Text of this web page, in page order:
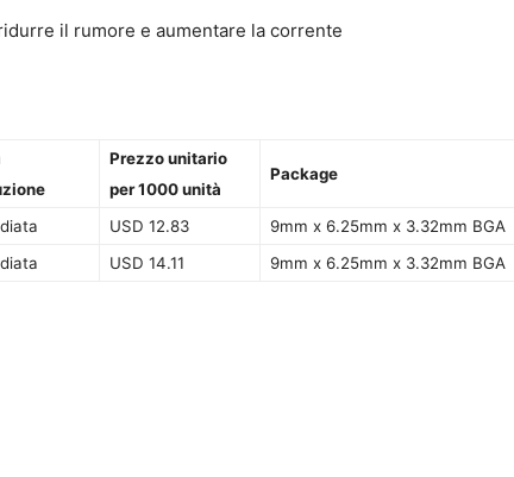
il rumore e aumentare la corrente
Prezzo unitario
per 1000 unità
Package
USD 12.83
9mm x 6.25mm x 3.32mm BGA
USD 14.11 9mm x 6.25mm x 3.32mm BGA